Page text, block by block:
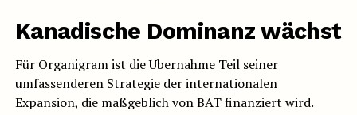
Kanadische Dominanz wächst
Für Organigram ist die Übernahme Teil seiner
umfassenderen Strategie der internationalen
Expansion, die maßgeblich von BAT finanziert wird.